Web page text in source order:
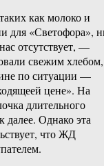
как молоко и
для «Светофора»,
отсутствует, —
свежим хлебом,
по ситуации —
цене». На
длительного
далее. Однако эта
что ЖД